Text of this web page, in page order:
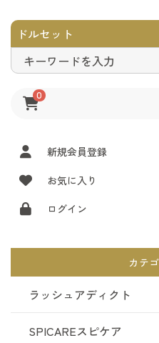
0
新規会員登録
お気に入り
ログイン
カテ
ラッシュアディクト
SPICAREスピケア